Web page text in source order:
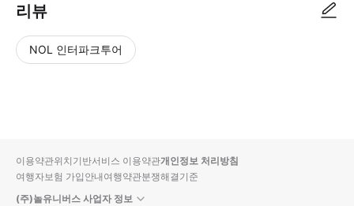
리뷰
NOL 인터파크투어
입니
다.
순
상
이용약관위치기반서비스 이용약관개인정보 처리방침
여행자보험 가입안내여행약관분쟁해결기준
(주)놀유니버스 사업자 정보